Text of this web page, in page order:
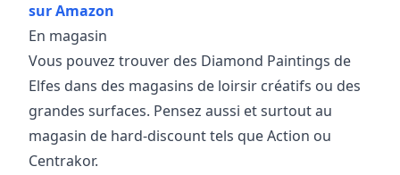
sur Amazon
En magasin
Vous pouvez trouver des Diamond Paintings de
Elfes dans des magasins de loirsir créatifs ou des
grandes surfaces. Pensez aussi et surtout au
magasin de hard-discount tels que Action ou
Centrakor.